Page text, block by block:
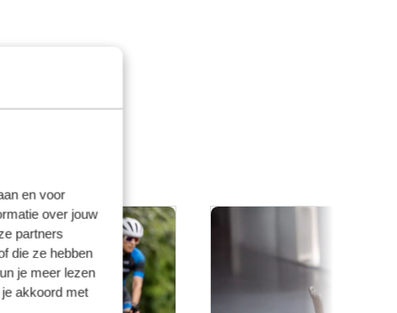
en voor
over jouw
partners
die ze hebben
je meer lezen
akkoord met